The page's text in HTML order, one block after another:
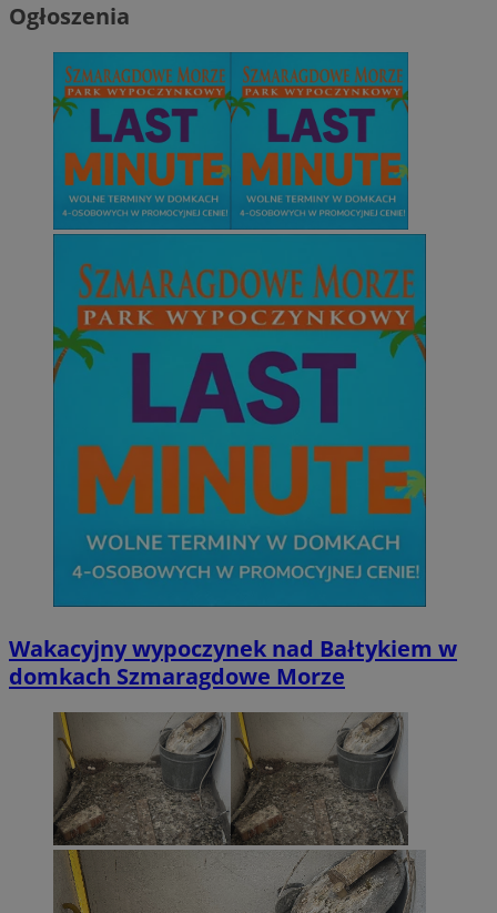
Ogłoszenia
Wakacyjny wypoczynek nad Bałtykiem w
domkach Szmaragdowe Morze